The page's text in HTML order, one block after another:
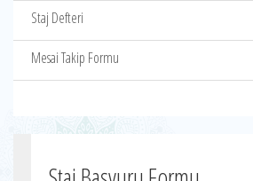
Staj Defteri
Mesai Takip Formu